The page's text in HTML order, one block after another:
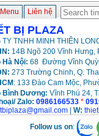
Menu Liên hệ
BỊ PLAZA
TY TNHH MINH THIÊN
14B Ngõ 200 Vĩnh Hưng,
Hà Nội: 68 Đường Vĩnh
273 Trường Chinh, Q.
: 133 Đào Cam Mộc,
Bình Dương: Vĩnh Phú 24,
Zalo: 0986166533 *
W:
Follow us on: